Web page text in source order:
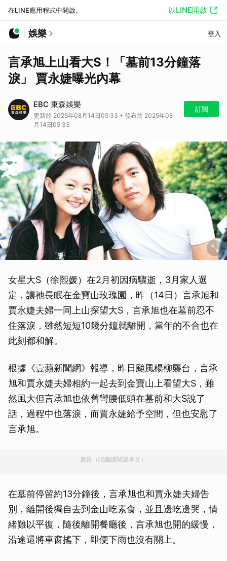
在LINE應用程式中開啟。 以LINE開啟
娛樂 登入
言承旭上山看大S！「墓前13分鐘落
淚」 賈永婕曝光內幕
EBC 東森娛樂
更新於 2025年08月14日05:33 • 發布於 2025年08
月14日05:33
訂閱
女星大S（徐熙媛）在2月初因病驟逝，3月家人選
定，讓祂長眠在金寶山玫瑰園，昨（14日）言承旭和
賈永婕夫婦一同上山探望大S，言承旭也在墓前忍不
住落淚，雖然短短10幾分鐘就離開，當年的不合也在
此刻都和解。
根據《壹蘋新聞網》報導，昨日颱風楊柳襲台，言承
旭和賈永婕夫婦相約一起去到金寶山上看望大S，雖
然風大但言承旭也依舊彎腰低頭在墓前和大S說了
話，過程中也落淚，而賈永婕給予空間，但也安慰了
言承旭。
廣告（請繼續閱讀本文）
在墓前停留約13分鐘後，言承旭也和賈永婕夫婦告
別，離開後獨自去到金山吃素食，並且邊吃邊哭，情
緒難以平復，隨後離開餐廳後，言承旭也開的緩慢，
沿途還將車窗搖下，即便下雨也沒有關上。